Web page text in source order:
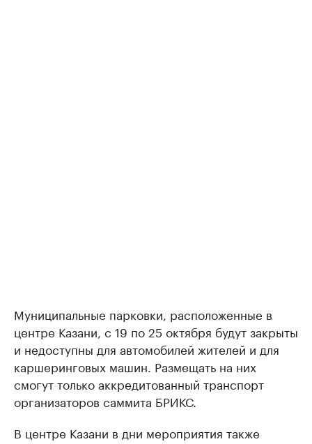
Муниципальные парковки, расположенные в
центре Казани, с 19 по 25 октября будут закрыты
и недоступны для автомобилей жителей и для
каршеринговых машин. Размещать на них
смогут только аккредитованный транспорт
организаторов саммита БРИКС.
В центре Казани в дни мероприятия также